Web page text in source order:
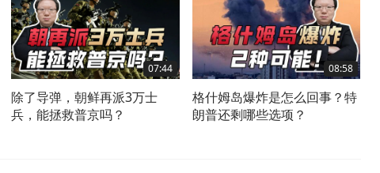
07:44
除了导弹，朝鲜再派3万士
兵，能拯救普京吗？
08:58
格什姆岛爆炸是怎么回事？特
朗普还剩哪些选项？